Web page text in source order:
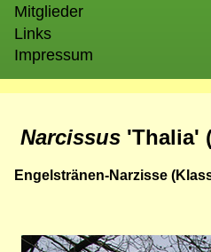
Mitglieder
Links
Impressum
Narcissus 'Thalia'
Engelstränen-Narzisse
Bild